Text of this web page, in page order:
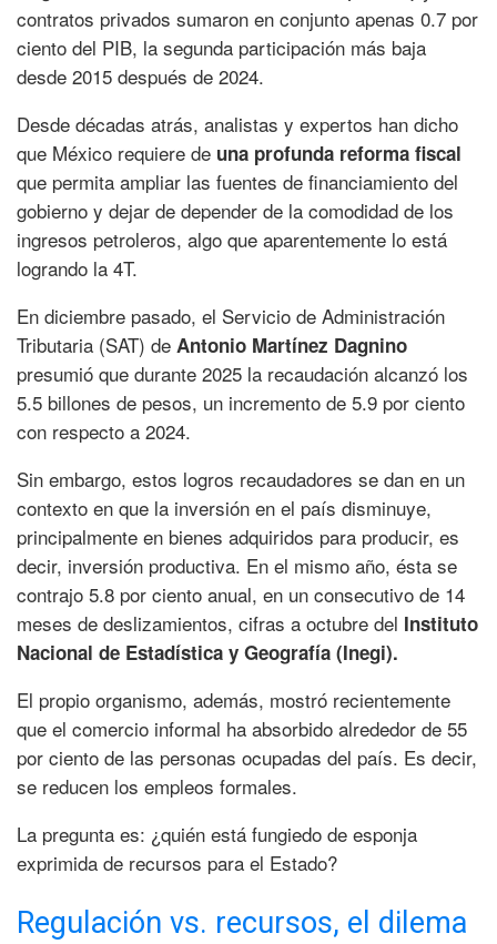
contratos privados sumaron en conjunto apenas 0.7 por
ciento del PIB, la segunda participación más baja
desde 2015 después de 2024.
Desde décadas atrás, analistas y expertos han dicho
que México requiere de una profunda reforma fiscal
que permita ampliar las fuentes de financiamiento del
gobierno y dejar de depender de la comodidad de los
ingresos petroleros, algo que aparentemente lo está
logrando la 4T.
En diciembre pasado, el Servicio de Administración
Tributaria (SAT) de Antonio Martínez Dagnino
presumió que durante 2025 la recaudación alcanzó los
5.5 billones de pesos, un incremento de 5.9 por ciento
con respecto a 2024.
Sin embargo, estos logros recaudadores se dan en un
contexto en que la inversión en el país disminuye,
principalmente en bienes adquiridos para producir, es
decir, inversión productiva. En el mismo año, ésta se
contrajo 5.8 por ciento anual, en un consecutivo de 14
meses de deslizamientos, cifras a octubre del Instituto
Nacional de Estadística y Geografía (Inegi).
El propio organismo, además, mostró recientemente
que el comercio informal ha absorbido alrededor de 55
por ciento de las personas ocupadas del país. Es decir,
se reducen los empleos formales.
La pregunta es: ¿quién está fungiedo de esponja
exprimida de recursos para el Estado?
Regulación vs. recursos, el dilema